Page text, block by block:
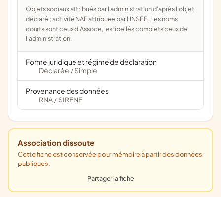
Objets sociaux attribués par l'administration d'après l'objet
déclaré ; activité NAF attribuée par l'INSEE. Les noms
courts sont ceux d'Assoce, les libellés complets ceux de
l'administration.
Forme juridique et régime de déclaration
Déclarée / Simple
Provenance des données
RNA / SIRENE
Association dissoute
Cette fiche est conservée pour mémoire à partir des données
publiques.
Partager la fiche